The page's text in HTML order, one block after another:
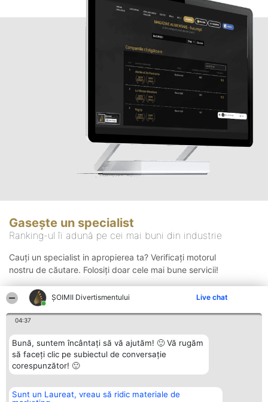
ŞOIMII Divertismentului Live chat
04:37
Bună, suntem încântați să vă ajutăm! 🙂 Vă rugăm
să faceți clic pe subiectul de conversație
corespunzător! 🙂
Sunt un Laureat, vreau să ridic materiale de
Gasește un specialist
Ranking-ul îi adună pe cei mai buni din industrie
Cauți un specialist in apropierea ta? Verificați motorul
nostru de căutare. Folosiți doar cele mai bune servicii!
Organizator Ranking Plebiscyt Contact